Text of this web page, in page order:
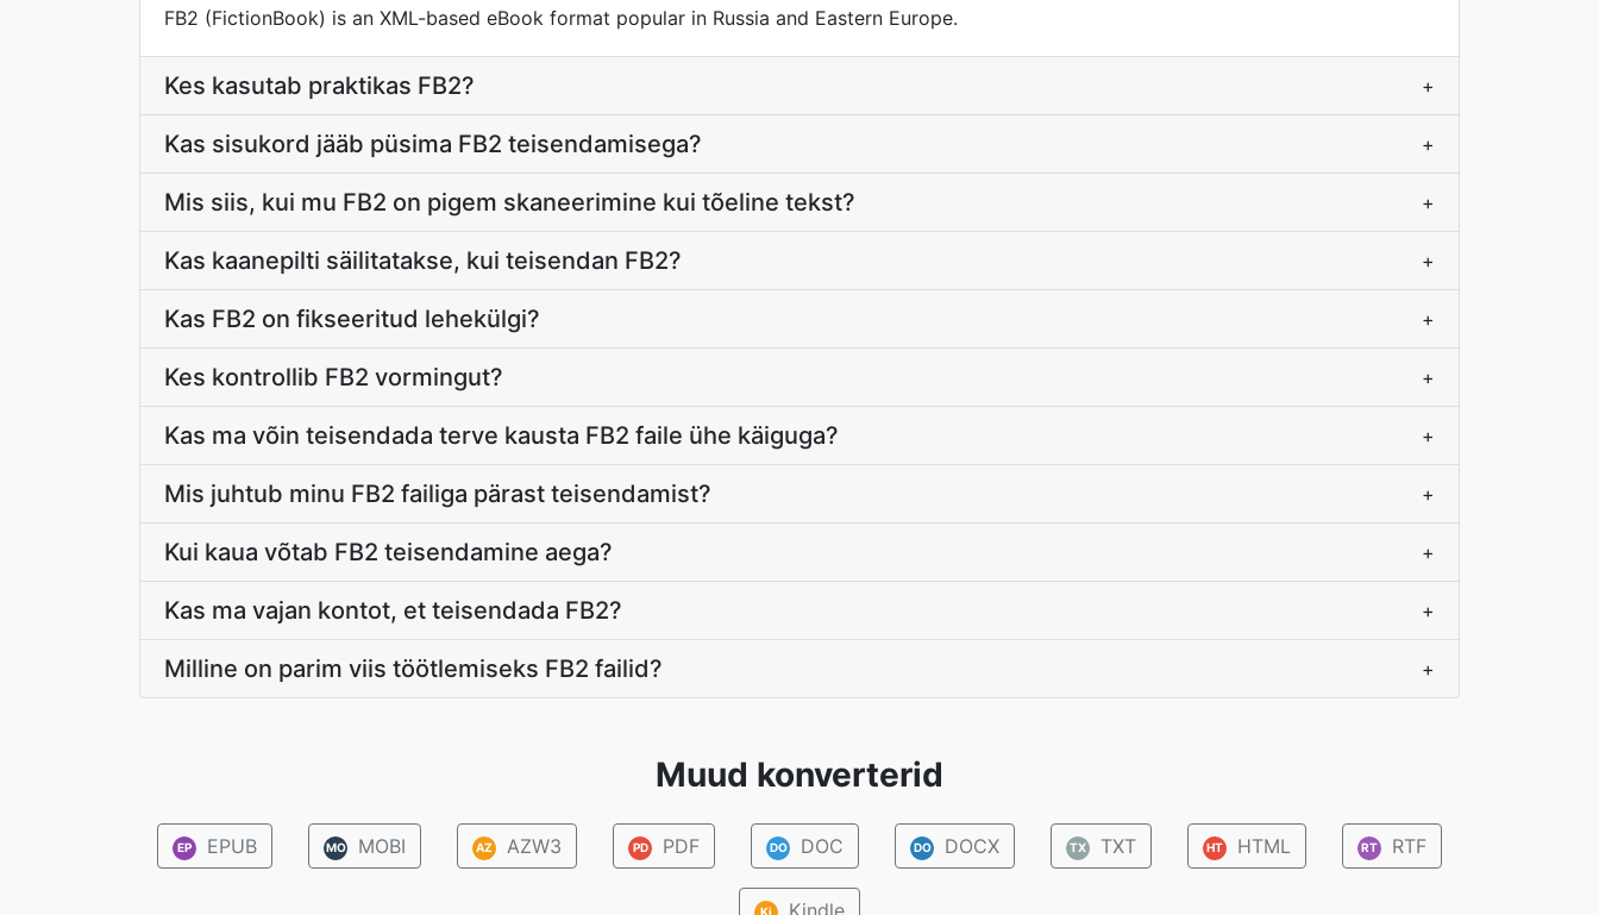
FB2 (FictionBook) is an XML-based eBook format popular in Russia and Eastern Europe.
Kes kasutab praktikas FB2? +
Kas sisukord jääb püsima FB2 teisendamisega? +
Mis siis, kui mu FB2 on pigem skaneerimine kui tõeline tekst? +
Kas kaanepilti säilitatakse, kui teisendan FB2? +
Kas FB2 on fikseeritud lehekülgi? +
Kes kontrollib FB2 vormingut? +
Kas ma võin teisendada terve kausta FB2 faile ühe käiguga? +
Mis juhtub minu FB2 failiga pärast teisendamist? +
Kui kaua võtab FB2 teisendamine aega? +
Kas ma vajan kontot, et teisendada FB2? +
Milline on parim viis töötlemiseks FB2 failid? +
Muud konverterid
EP EPUB MO MOBI AZ AZW3 PD PDF DO DOC DO DOCX TX TXT HT HTML RT RTF
Ki Kindle